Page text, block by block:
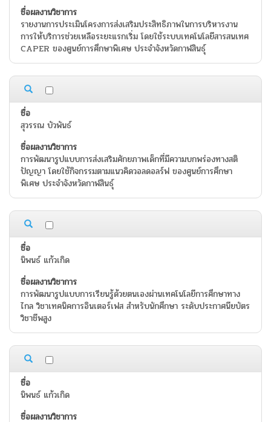
รายงานการประเมินโครงการส่งเสริมประสิทธิภาพในการบริหารงาน
การให้บริการช่วยเหลือระยะแรกเริ่ม โดยใช้ระบบเทคโนโลยีสารสนเทศ
CAPER ของศูนย์การศึกษาพิเศษ ประจำจังหวัดกาฬสินธุ์
สุวรรณ บัวพันธ์
การพัฒนารูปแบบการส่งเสริมศักยภาพเด็กที่มีความบกพร่องทางสติ
ปัญญา โดยใช้กิจกรรมตามแนวคิดวอลดอลร์ฟ ของศูนย์การศึกษา
พิเศษ ประจำจังหวัดกาฬสินธุ์
นิพนธ์ แก้วเกิด
การพัฒนารูปแบบการเรียนรู้ด้วยตนเองผ่านเทคโนโลยีการศึกษาทาง
ไกล วิชาเทคนิคการอินเตอร์เฟส สำหรับนักศึกษา ระดับประกาศนียบัตร
วิชาชีพสูง
นิพนธ์ แก้วเกิด